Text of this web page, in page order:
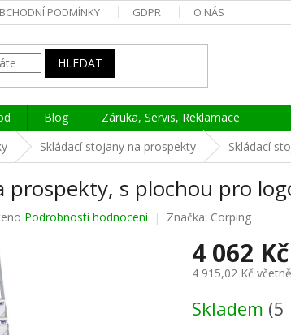
PODMÍNKY GDPR O NÁS
HLEDAT
Blog
Záruka, Servis, Reklamace
Skládací stojany na prospekty Skládací
prospekty, s plochou pro
Podrobnosti hodnocení Značka: Corping
4 062 Kč
4 915,02 Kč
cena:
Skladem (5